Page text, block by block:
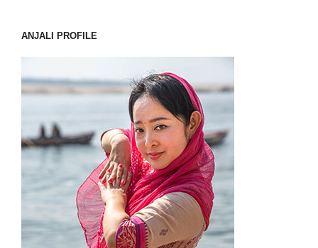
ANJALI PROFILE